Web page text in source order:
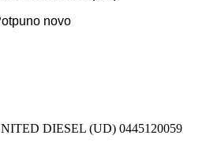
novo